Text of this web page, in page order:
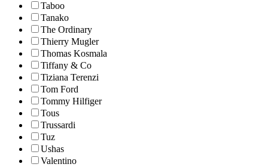
Taboo
Tanako
The Ordinary
Thierry Mugler
Thomas Kosmala
Tiffany & Co
Tiziana Terenzi
Tom Ford
Tommy Hilfiger
Tous
Trussardi
Tuz
Ushas
Valentino